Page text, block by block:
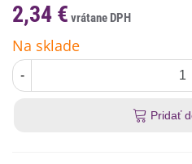
2,34 €
Na sklade
-
Pridať